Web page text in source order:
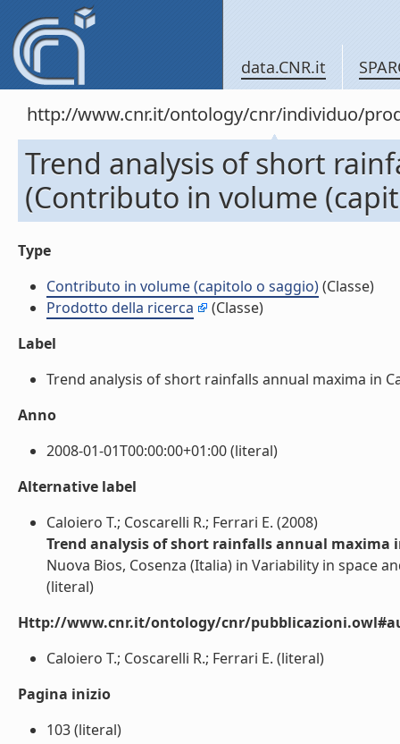
data.CNR.it
http://www.cnr.it/ontology/cnr/individuo/
Trend analysis of short
(Contributo in volume
Type
Contributo in volume (capitolo o saggio)(Classe)
Prodotto della ricerca
(Classe)
Label
Trend analysis of short rainfalls annual maxima in
Anno
2008-01-01T00:00:00+01:00 (literal)
Alternative label
Caloiero T.; Coscarelli R.; Ferrari E. (2008)
Trend analysis of short rainfalls annual maxima
Nuova Bios, Cosenza (Italia) in Variability in space
(literal)
Http://www.cnr.it/ontology/cnr/
Caloiero T.; Coscarelli R.; Ferrari E. (literal)
Pagina inizio
103 (literal)